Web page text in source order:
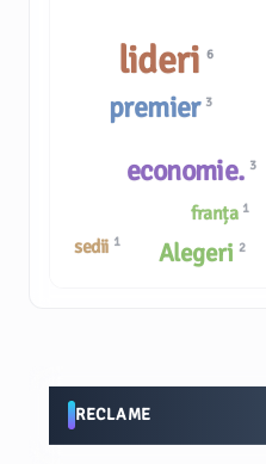
premier 3
franța 1
Alegeri 2
economie. 3
sedii 1
lideri6
RECLAME